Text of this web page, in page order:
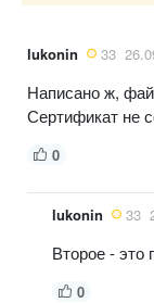
lukonin 33
Написано ж,
Сертификат не
0
lukonin 33
Второе - это
0